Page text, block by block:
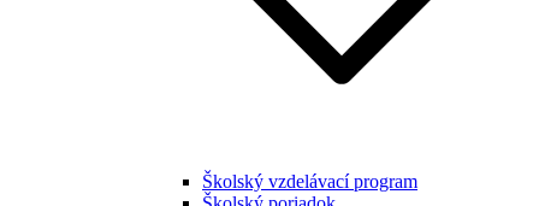
Školský vzdelávací program